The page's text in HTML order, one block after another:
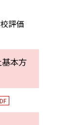
評価
本方